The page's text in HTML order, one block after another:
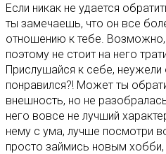
Если никак не удается
ты замечаешь, что он все
отношению к тебе. Возможно,
поэтому не стоит на него
Прислушайся к себе, неужели
понравился?! Может ты
внешность, но не
него вовсе не лучший
нему с ума, лучше посмотри
просто займись новым